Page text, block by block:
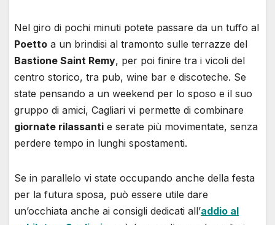
Nel giro di pochi minuti potete passare da un tuffo al
Poetto a un brindisi al tramonto sulle terrazze del
Bastione Saint Remy, per poi finire tra i vicoli del
centro storico, tra pub, wine bar e discoteche. Se
state pensando a un weekend per lo sposo e il suo
gruppo di amici, Cagliari vi permette di combinare
giornate rilassanti e serate più movimentate, senza
perdere tempo in lunghi spostamenti.
Se in parallelo vi state occupando anche della festa
per la futura sposa, può essere utile dare
un’occhiata anche ai consigli dedicati all’addio al